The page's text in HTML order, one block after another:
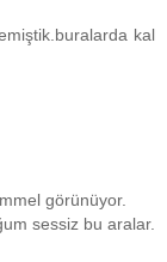
kal
görünüyor.
sessiz bu aralar.